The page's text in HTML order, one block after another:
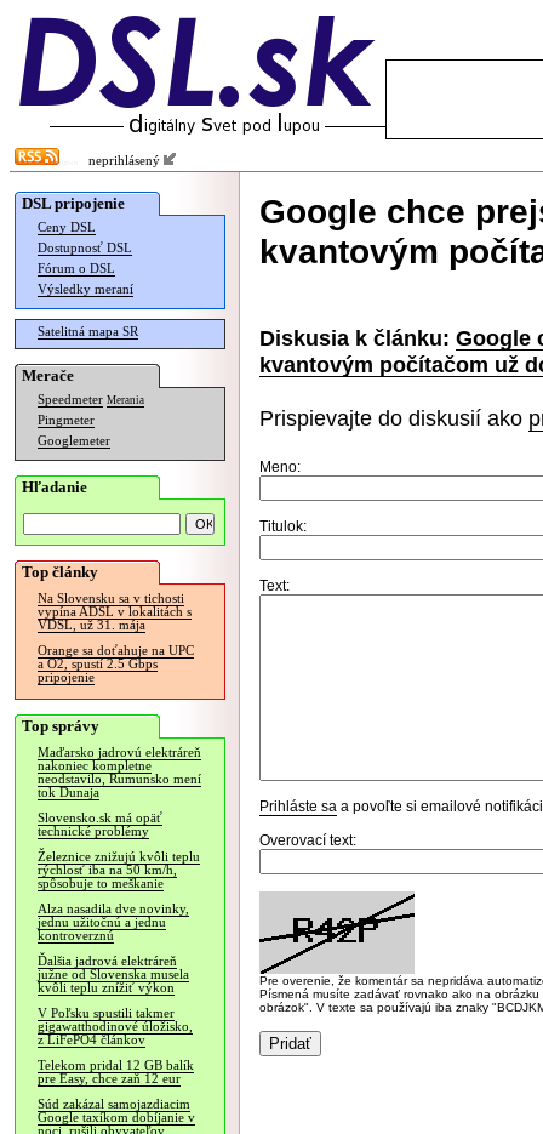
neprihlásený
DSL pripojenie
Ceny DSL
Dostupnosť DSL
Fórum o DSL
Výsledky meraní
Satelitná mapa SR
Merače
Speedmeter Merania
Pingmeter
Googlemeter
Hľadanie
Top články
Na Slovensku sa v tichosti
vypína ADSL v lokalitách s
VDSL, už 31. mája
Orange sa doťahuje na UPC
a O2, spustí 2.5 Gbps
pripojenie
Top správy
Maďarsko jadrovú elektráreň
nakoniec kompletne
neodstavilo, Rumunsko mení
tok Dunaja
Slovensko.sk má opäť
technické problémy
Železnice znižujú kvôli teplu
rýchlosť iba na 50 km/h,
spôsobuje to meškanie
Alza nasadila dve novinky,
jednu užitočnú a jednu
kontroverznú
Ďalšia jadrová elektráreň
južne od Slovenska musela
kvôli teplu znížiť výkon
V Poľsku spustili takmer
gigawatthodinové úložisko,
z LiFePO4 článkov
Telekom pridal 12 GB balík
pre Easy, chce zaň 12 eur
Súd zakázal samojazdiacim
Google taxíkom dobíjanie v
noci, rušili obyvateľov
Google chce
kvantovým
Diskusia k článku: Google
kvantovým počítačom už
Prispievajte do diskusií ako
Meno:
Titulok:
Text:
Prihláste sa a povoľte si emailové
Overovací text:
Pre overenie, že komentár sa nepridáva
Písmená musíte zadávať rovnako ako na
obrázok". V texte sa používajú iba znaky